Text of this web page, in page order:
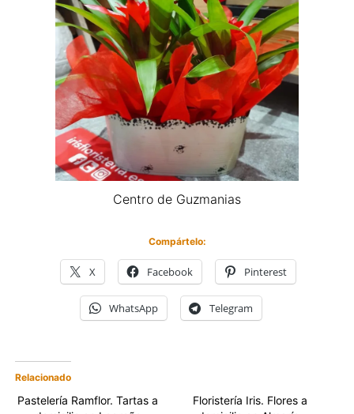
Centro de Guzmanias
Compártelo:
X Facebook Pinterest
WhatsApp Telegram
Relacionado
Pastelería Ramflor. Tartas a
Floristería Iris. Flores a